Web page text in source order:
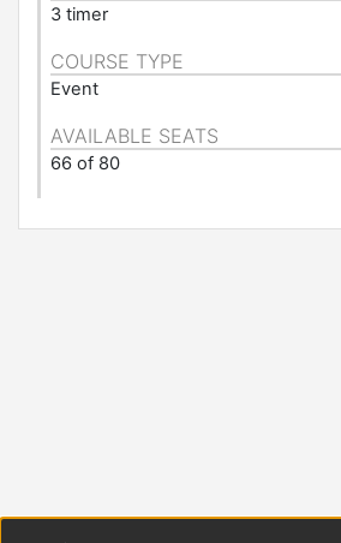
3 timer
COURSE TYPE
Event
AVAILABLE SEATS
66 of 80